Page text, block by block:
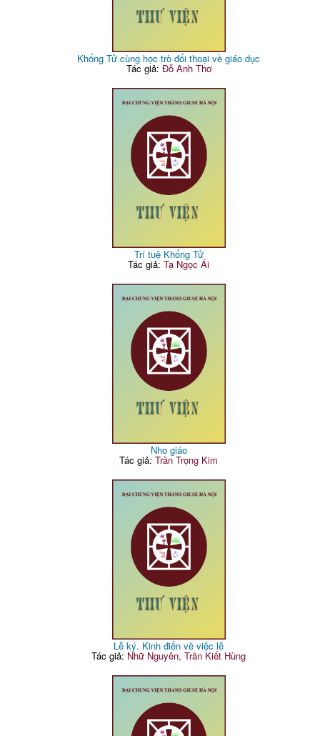
Khổng Tử cùng học trò đối thoại về giáo dục
Tác giả: Đỗ Anh Thơ
Trí tuệ Khổng Tử
Tác giả:Tạ Ngọc Ái
Nho giáo
Tác giả:Trần Trọng Kim
Lễ ký. Kinh điển về việc lễ
Tác giả: Nhữ Nguyên, Trần Kiết Hùng